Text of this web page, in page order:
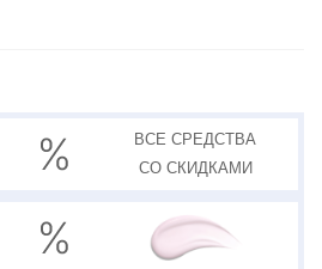
ВСЕ СРЕДСТВА
СО СКИДКАМИ